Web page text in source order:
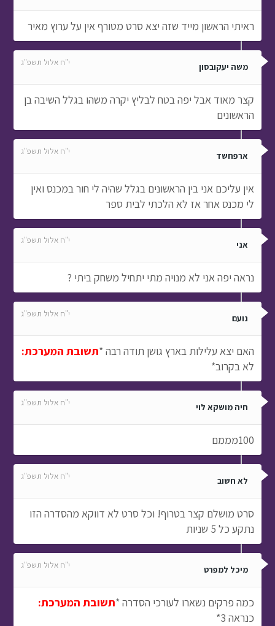
ראיתי הראשון מייד שזה יצא סרט מטורף אין על ערוץ מאיר
משה יעקובסון י"ח אלול תשפ"ג
קצר מאוד אבל יפה בטח לבליץ יקרה משהו בגלל השיבה בן
הראשונים
ארפחשד י"ח אלול תשפ"ג
אין עליכם אני בין הראשונים בגלל שהיה לי חור במכנס ואין
לי מכנס אחר אז לא הלכתי לבית ספר
אני י"ח אלול תשפ"ג
נראה יפה אני לא מנויה מתי יתחיל משחק ביתי ?
נועם י"ח אלול תשפ"ג
האם יצא עלילות בארץ גושן תודה רבה *תשובת המערכת:
לא בקרוב*
חיה מושקא לוי י"ח אלול תשפ"ג
100מממם
לא חשוב י"ח אלול תשפ"ג
סרט מושלם קצר בטרוף! וכל סרט לא דווקא מהסדרה הזו
נתקע כל 5 שניות
מיכל למפרט י"ח אלול תשפ"ג
כמה פרקים נשארו לעורכי הסדרה *תשובת המערכת:
כנראה 3*